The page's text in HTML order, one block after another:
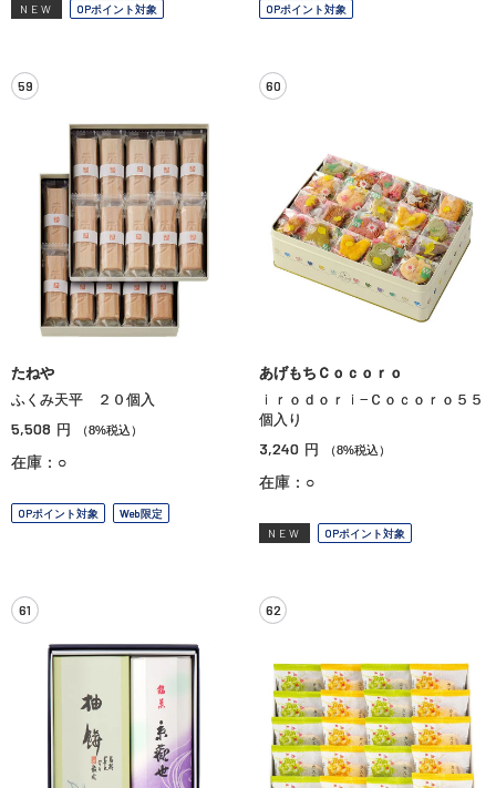
NEW OPポイント対象 OPポイント対象
59
たねや
ふくみ天平 ２０個入
5,508 円 （8%税込）
在庫：○
OPポイント対象 Web限定
60
あげもちＣｏｃｏｒｏ
ｉｒｏｄｏｒｉ−Ｃｏｃｏｒｏ５５
個入り
3,240 円 （8%税込）
在庫：○
NEW OPポイント対象
61 62